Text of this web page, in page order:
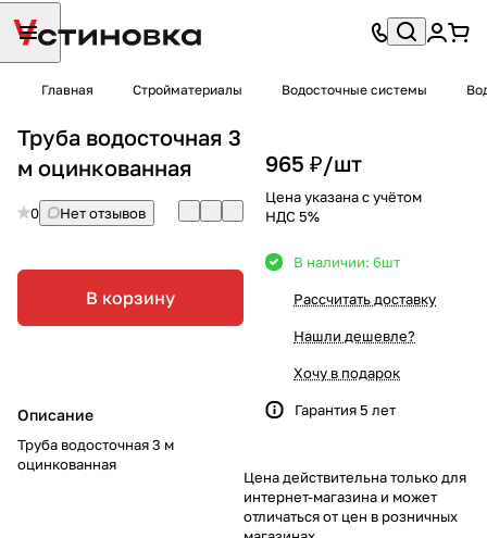
Главная Стройматериалы Водосточные системы
Труба водосточная 3
м оцинкованная
0 Нет отзывов
В корзину
Описание
Труба водосточная 3 м
оцинкованная
965 ₽/шт
Цена указана с учётом
НДС 5%
В наличии: 6шт
Рассчитать доставку
Нашли дешевле?
Хочу в подарок
Гарантия 5 лет
Цена действительна только для
интернет-магазина и может
отличаться от цен в розничных